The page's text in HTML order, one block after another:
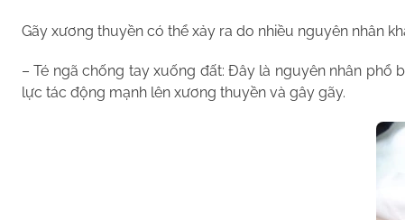
Gãy xương thuyền có thể xảy ra do nhiều nguyên nhân
– Té ngã chống tay xuống đất: Đây là nguyên nhân phổ
lực tác động mạnh lên xương thuyền và gây gãy.